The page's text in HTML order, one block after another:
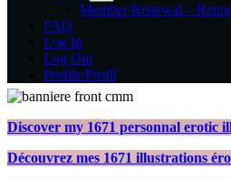
Member Renewal –
FAQ
Log In
Log Out
Profile/Profil
Discover my 1671 personnal erotic
Découvrez mes 1671 illustrations